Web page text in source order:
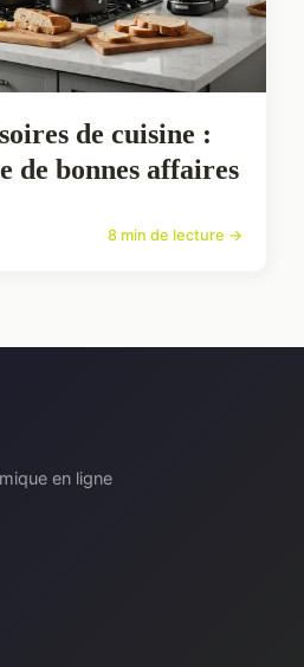
de cuisine :
de bonnes affaires
8 min de lecture →
en ligne